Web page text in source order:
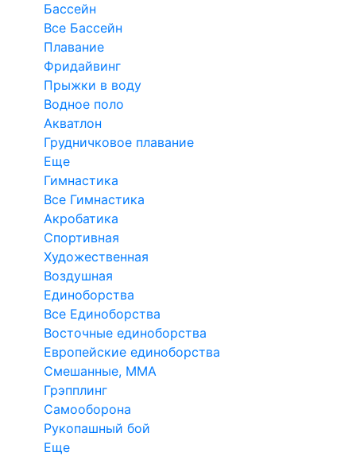
Бассейн
Все Бассейн
Плавание
Фридайвинг
Прыжки в воду
Водное поло
Акватлон
Грудничковое плавание
Еще
Гимнастика
Все Гимнастика
Акробатика
Спортивная
Художественная
Воздушная
Единоборства
Все Единоборства
Восточные единоборства
Европейские единоборства
Смешанные, ММА
Грэпплинг
Самооборона
Рукопашный бой
Еще